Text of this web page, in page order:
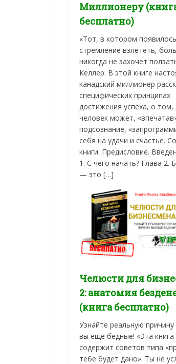
Миллионеру
бесплатно)
«Тот, в котором появилось
стремление взлететь,
никогда не захочет
Келлер. В этой книге
канадский миллионер
специфических принципах
достижения успеха, о том,
человек может,
подсознание,
себя на удачи и счастье.
книги. Предисловие.
1. С чего начать? Глава 2.
— это […]
Челюсти для
2: анатомия
(книга бесплатно)
Узнайте реальную
вы еще бедные! «Эта книга
содержит советов типа
тебе будет дано». Ты не